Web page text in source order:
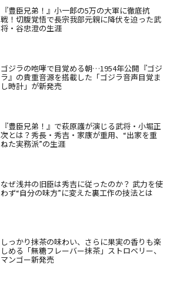
『豊臣兄弟！』小一郎の5万の大軍に徹底抗
戦！切腹覚悟で長宗我部元親に降伏を迫った武
将・谷忠澄の生涯
ゴジラの咆哮で目覚める朝…1954年公開『ゴジ
ラ』の貴重音源を搭載した「ゴジラ音声目覚ま
し時計」が新発売
『豊臣兄弟！』で萩原護が演じる武将・小堀正
次とは？秀長・秀吉・家康が重用、“出家を重
ねた実務派”の生涯
なぜ浅井の旧臣は秀吉に従ったのか？ 武力を使
わず“自分の味方”に変えた裏工作の技法とは
しっかり抹茶の味わい、さらに果実の香りも楽
しめる「無糖フレーバー抹茶」ストロベリー、
マンゴー新発売